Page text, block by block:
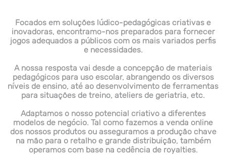
Focados em soluções lúdico-pedagógicas criativas e
inovadoras, encontramo-nos preparados para fornecer
jogos adequados a públicos com os mais variados perfis
e necessidades.
A nossa resposta vai desde a concepção de materiais
pedagógicos para uso escolar, abrangendo os diversos
níveis de ensino, até ao desenvolvimento de ferramentas
para situações de treino, ateliers de geriatria, etc.
Adaptamos o nosso potencial criativo a diferentes
modelos de negócio. Tal como fazemos a venda online
dos nossos produtos ou asseguramos a produção chave
na mão para o retalho e grande distribuição, também
operamos com base na cedência de royalties.